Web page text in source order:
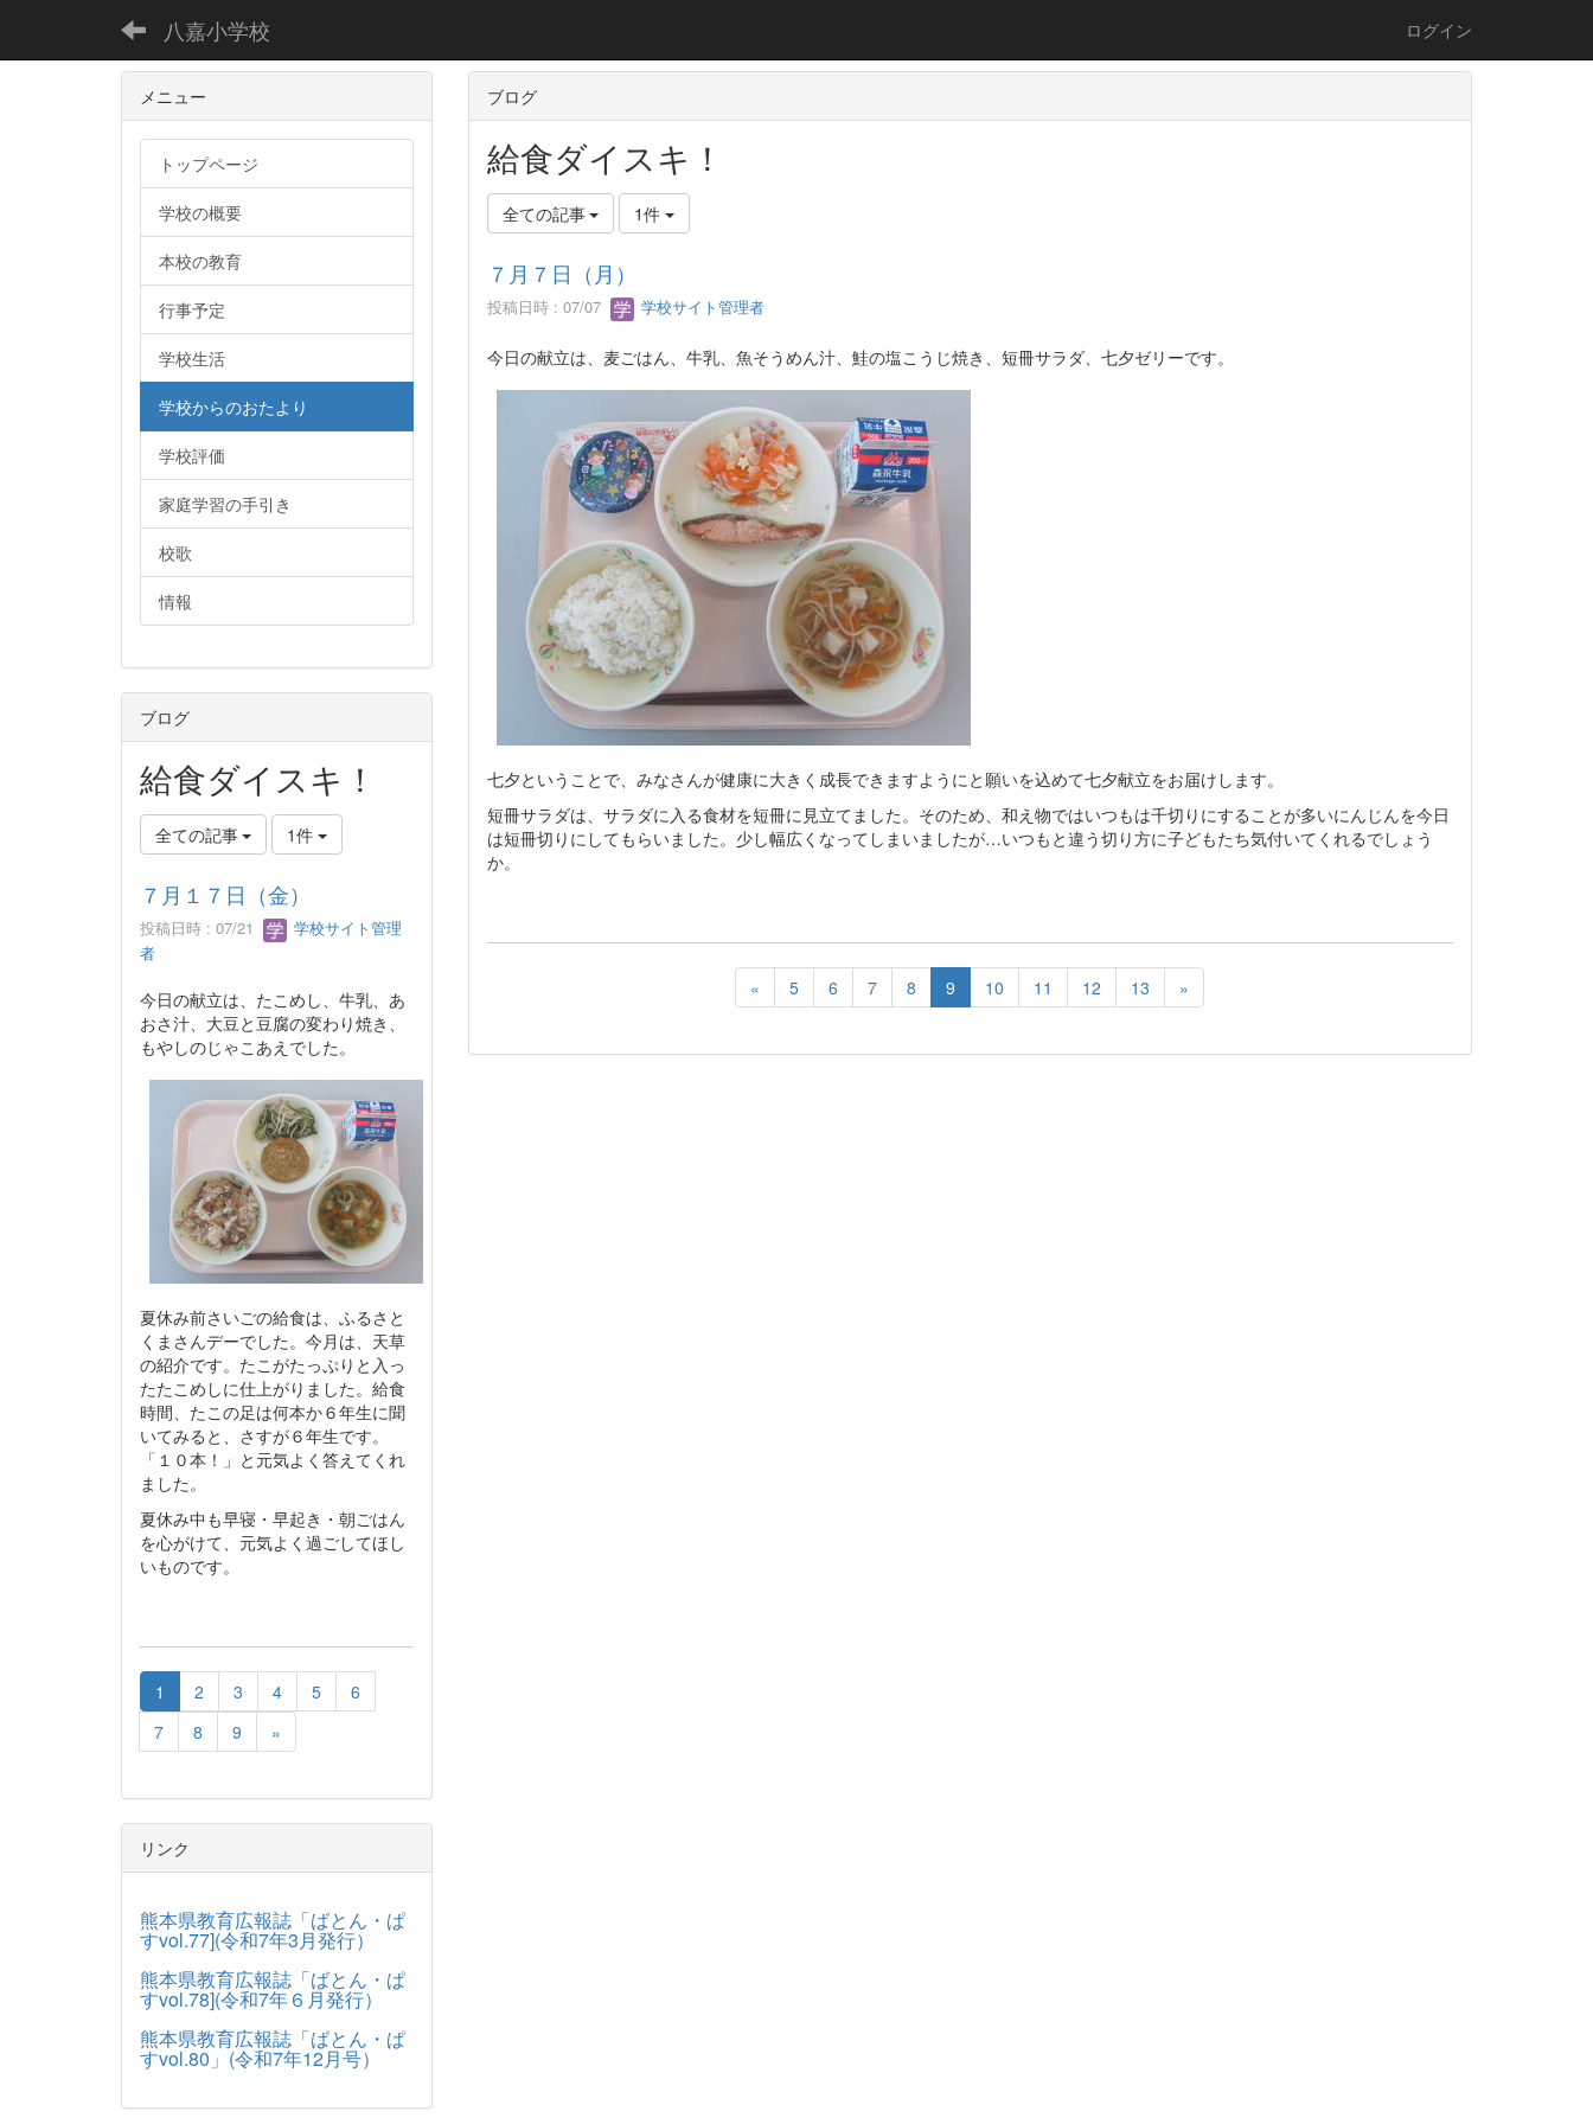
八嘉小学校 ログイン
ブログ
給食ダイスキ！
全ての記事 1件
７月７日（月）
投稿日時 : 07/07 学校サイト管理者
今日の献立は、麦ごはん、牛乳、魚そうめん汁、鮭の塩こうじ焼き、短冊サラダ、七夕ゼリーです。
七夕ということで、みなさんが健康に大きく成長できますようにと願いを込めて七夕献立をお届けします。
短冊サラダは、サラダに入る食材を短冊に見立てました。そのため、和え物ではいつもは千切りにすることが多いにんじんを今日
は短冊切りにしてもらいました。少し幅広くなってしまいましたが…いつもと違う切り方に子どもたち気付いてくれるでしょう
か。
« 5 6 7 8 9 10 11 12 13 »
メニュー
トップページ
学校の概要
本校の教育
行事予定
学校生活
学校からのおたより
学校評価
家庭学習の手引き
校歌
情報
ブログ
給食ダイスキ！
全ての記事 1件
７月１７日（金）
投稿日時 : 07/21
学校サイト管理
者
今日の献立は、たこめし、牛乳、あ
おさ汁、大豆と豆腐の変わり焼き、
もやしのじゃこあえでした。
夏休み前さいごの給食は、ふるさと
くまさんデーでした。今月は、天草
の紹介です。たこがたっぷりと入っ
たたこめしに仕上がりました。給食
時間、たこの足は何本か６年生に聞
いてみると、さすが６年生です。
「１０本！」と元気よく答えてくれ
ました。
夏休み中も早寝・早起き・朝ごはん
を心がけて、元気よく過ごしてほし
いものです。
1 2 3 4 5
6
7
8 9 »
リンク
熊本県教育広報誌「ばとん・ぱ
すvol.77](令和7年3月発行）
熊本県教育広報誌「ばとん・ぱ
すvol.78](令和7年６月発行）
熊本県教育広報誌「ばとん・ぱ
すvol.80」(令和7年12月号）